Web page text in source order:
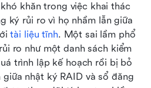
khăn trong việc khai thác
ký rủi ro vì họ nhầm lẫn giữa
tài liệu tĩnh. Một sai lầm phổ
ro như một danh sách kiểm
trình lập kế hoạch rồi bị bỏ
nhật ký RAID và sổ đăng